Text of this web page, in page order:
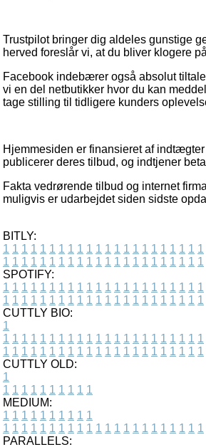
Trustpilot bringer dig aldeles gunstige
herved foreslår vi, at du bliver klogere
Facebook indebærer også absolut
vi en del netbutikker hvor du kan
tage stilling til tidligere kunders
Hjemmesiden er finansieret af
publicerer deres tilbud, og indtjener
Fakta vedrørende tilbud og internet
muligvis er udarbejdet siden sidste
BITLY:
1 1 1 1 1 1 1 1 1 1 1 1 1 1 1 1 1 1 1 1 1 1
1 1 1 1 1 1 1 1 1 1 1 1 1 1 1 1 1 1 1 1 1 1
SPOTIFY:
1 1 1 1 1 1 1 1 1 1 1 1 1 1 1 1 1 1 1 1 1 1
1 1 1 1 1 1 1 1 1 1 1 1 1 1 1 1 1 1 1 1 1 1
CUTTLY BIO:
1
1 1 1 1 1 1 1 1 1 1 1 1 1 1 1 1 1 1 1 1 1 1
1 1 1 1 1 1 1 1 1 1 1 1 1 1 1 1 1 1 1 1 1 1
CUTTLY OLD:
1
1 1 1 1 1 1 1 1 1 1
MEDIUM:
1 1 1 1 1 1 1 1 1 1
1 1 1 1 1 1 1 1 1 1 1 1 1 1 1 1 1 1 1 1 1 1
PARALLELS: